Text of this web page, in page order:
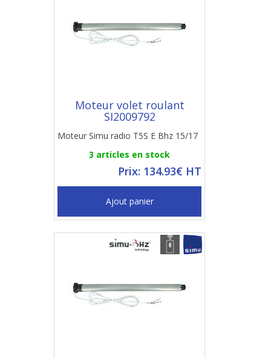
Moteur volet roulant
SI2009792
Moteur Simu radio T5S E Bhz 15/17
3 articles en stock
Prix: 134.93€ HT
Ajout panier